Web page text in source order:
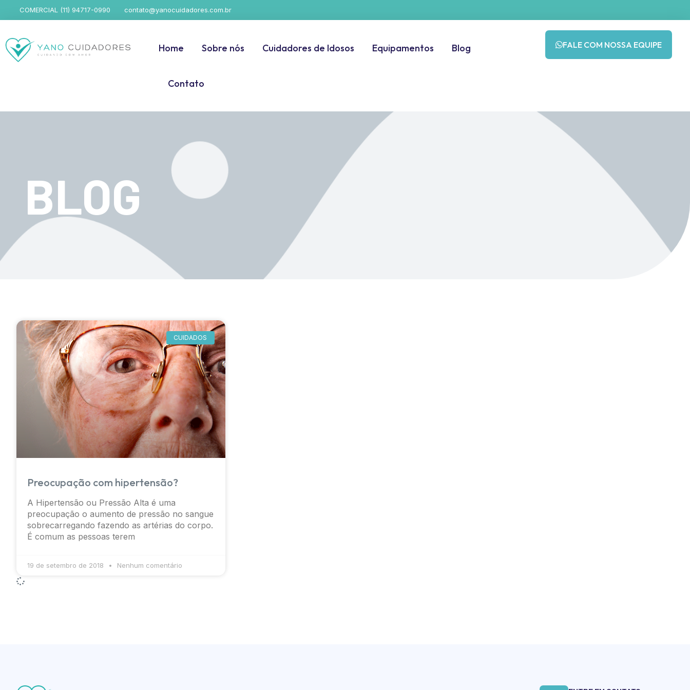
COMERCIAL (11) 94717-0990 contato@yanocuidadores.com.br
Home Sobre nós Cuidadores de Idosos Equipamentos Blog
Contato
FALE COM NOSSA EQUIPE
BLOG
CUIDADOS
Preocupação com hipertensão?
A Hipertensão ou Pressão Alta é uma
preocupação o aumento de pressão no sangue
sobrecarregando fazendo as artérias do corpo.
É comum as pessoas terem
19 de setembro de 2018 Nenhum comentário